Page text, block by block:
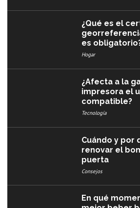
¿Qué es el
es
Hogar
¿Afecta a la
impresora el
compatible?
Tecnología
Cuándo y por
renovar el
puerta
Consejos
En qué